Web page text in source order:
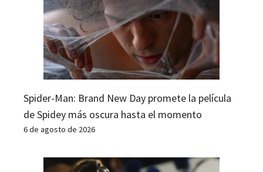
Spider-Man: Brand New Day promete la película
de Spidey más oscura hasta el momento
6 de agosto de 2026